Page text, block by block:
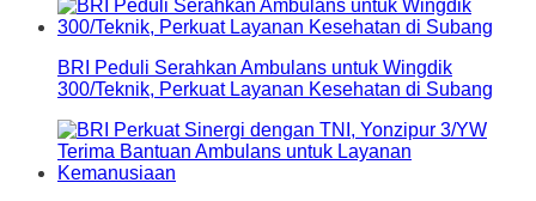
BRI Peduli Serahkan Ambulans untuk Wingdik
300/Teknik, Perkuat Layanan Kesehatan di Subang